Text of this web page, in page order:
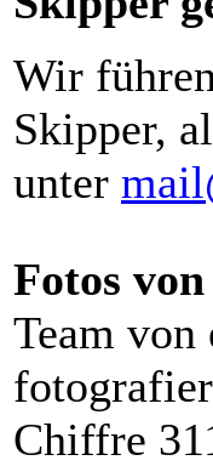
Wir
Skipper,
unter
Fotos
Team von
Chiffre